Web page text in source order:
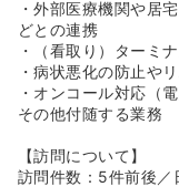
・外部医療機関や居
どとの連携
・（看取り）ターミ
・病状悪化の防止や
・オンコール対応（
その他付随する業務
【訪問について】
訪問件数：5件前後／